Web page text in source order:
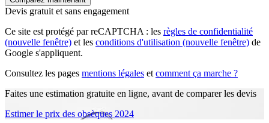
Devis gratuit et sans engagement
Ce site est protégé par reCAPTCHA : les règles de confidentialité
(nouvelle fenêtre) et les conditions d'utilisation (nouvelle fenêtre) de
Google s'appliquent.
Consultez les pages mentions légales et comment ça marche ?
Faites une estimation gratuite en ligne, avant de comparer les devis
Estimer le prix des obsèques 2024